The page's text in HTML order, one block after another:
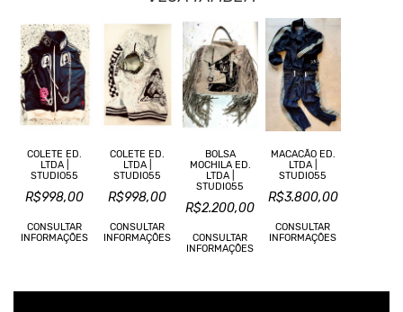
COLETE ED.
LTDA |
STUDIO55
R$998,00
CONSULTAR
INFORMAÇÕES
COLETE ED.
LTDA |
STUDIO55
R$998,00
CONSULTAR
INFORMAÇÕES
BOLSA
MOCHILA ED.
LTDA |
STUDIO55
R$2.200,00
CONSULTAR
INFORMAÇÕES
MACACÃO ED.
LTDA |
STUDIO55
R$3.800,00
CONSULTAR
INFORMAÇÕES